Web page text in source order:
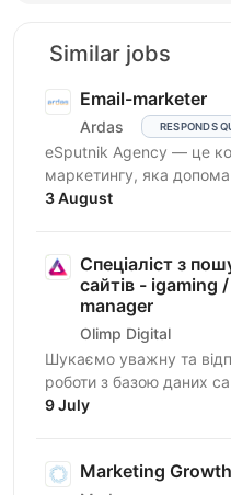
Similar jobs
Email-marketer
Ardas RESPONDS
eSputnik Agency — це
маркетингу, яка
ефективні комунікації
3 August
Спеціаліст з
сайтів - igaming
manager
Olimp Digital
Шукаємо уважну та
роботи з базою даних
завдання — знаходити
9 July
Marketing